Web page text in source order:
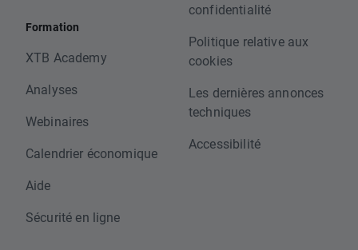
Formation
XTB Academy
Analyses
Webinaires
Calendrier économique
Aide
Sécurité en ligne
confidentialité
Politique relative aux
cookies
Les dernières annonces
techniques
Accessibilité